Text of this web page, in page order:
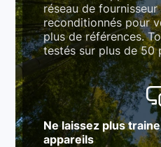
réseau de
reconditionnés pour
plus de références.
testés sur plus de 50
Ne laissez plus
appareils